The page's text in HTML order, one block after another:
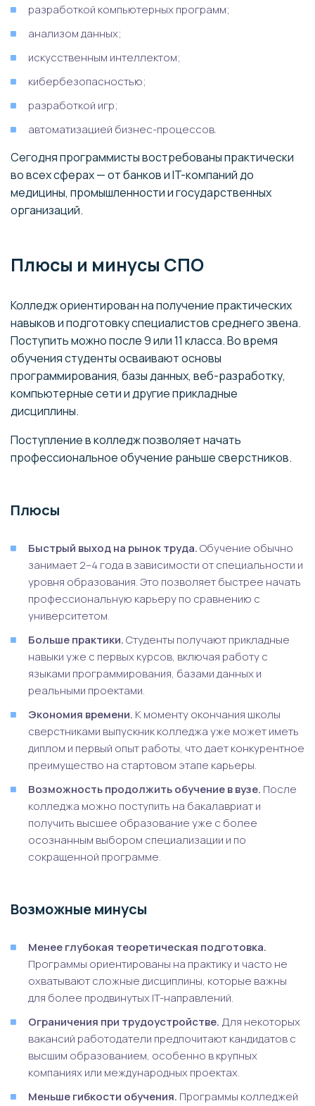
разработкой компьютерных программ;
анализом данных;
искусственным интеллектом;
кибербезопасностью;
разработкой игр;
автоматизацией бизнес-процессов.
Сегодня программисты востребованы практически
во всех сферах — от банков и IT-компаний до
медицины, промышленности и государственных
организаций.
Плюсы и минусы СПО
Колледж ориентирован на получение практических
навыков и подготовку специалистов среднего звена.
Поступить можно после 9 или 11 класса. Во время
обучения студенты осваивают основы
программирования, базы данных, веб-разработку,
компьютерные сети и другие прикладные
дисциплины.
Поступление в колледж позволяет начать
профессиональное обучение раньше сверстников.
Плюсы
Быстрый выход на рынок труда.Обучение обычно
занимает 2–4 года в зависимости от специальности и
уровня образования. Это позволяет быстрее начать
профессиональную карьеру по сравнению с
университетом.
Больше практики.Студенты получают прикладные
навыки уже с первых курсов, включая работу с
языками программирования, базами данных и
реальными проектами.
Экономия времени. К моменту окончания школы
сверстниками выпускник колледжа уже может иметь
диплом и первый опыт работы, что дает конкурентное
преимущество на стартовом этапе карьеры.
Возможность продолжить обучение в вузе. После
колледжа можно поступить на бакалавриат и
получить высшее образование уже с более
осознанным выбором специализации и по
сокращенной программе.
Возможные минусы
Менее глубокая теоретическая подготовка.
Программы ориентированы на практику и часто не
охватывают сложные дисциплины, которые важны
для более продвинутых IT-направлений.
Ограничения при трудоустройстве. Для некоторых
вакансий работодатели предпочитают кандидатов с
высшим образованием, особенно в крупных
компаниях или международных проектах.
Меньше гибкости обучения. Программы колледжей